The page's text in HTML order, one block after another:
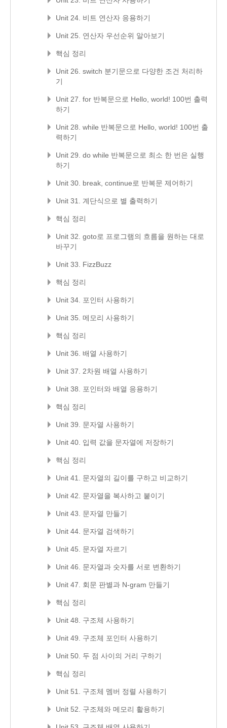
Unit 24. 비트 연산자 응용하기
Unit 25. 연산자 우선순위 알아보기
핵심 정리
Unit 26. switch 분기문으로 다양한 조건 처리하
기
Unit 27. for 반복문으로 Hello, world! 100번 출력
하기
Unit 28. while 반복문으로 Hello, world! 100번 출
력하기
Unit 29. do while 반복문으로 최소 한 번은 실행
하기
Unit 30. break, continue로 반복문 제어하기
Unit 31. 계단식으로 별 출력하기
핵심 정리
Unit 32. goto로 프로그램의 흐름을 원하는 대로
바꾸기
Unit 33. FizzBuzz
핵심 정리
Unit 34. 포인터 사용하기
Unit 35. 메모리 사용하기
핵심 정리
Unit 36. 배열 사용하기
Unit 37. 2차원 배열 사용하기
Unit 38. 포인터와 배열 응용하기
핵심 정리
Unit 39. 문자열 사용하기
Unit 40. 입력 값을 문자열에 저장하기
핵심 정리
Unit 41. 문자열의 길이를 구하고 비교하기
Unit 42. 문자열을 복사하고 붙이기
Unit 43. 문자열 만들기
Unit 44. 문자열 검색하기
Unit 45. 문자열 자르기
Unit 46. 문자열과 숫자를 서로 변환하기
Unit 47. 회문 판별과 N-gram 만들기
핵심 정리
Unit 48. 구조체 사용하기
Unit 49. 구조체 포인터 사용하기
Unit 50. 두 점 사이의 거리 구하기
핵심 정리
Unit 51. 구조체 멤버 정렬 사용하기
Unit 52. 구조체와 메모리 활용하기